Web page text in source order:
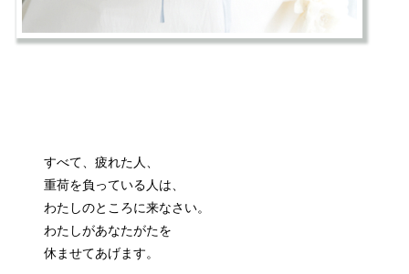
すべて、疲れた人、
重荷を負っている人は、
わたしのところに来なさい。
わたしがあなたがたを
休ませてあげます。